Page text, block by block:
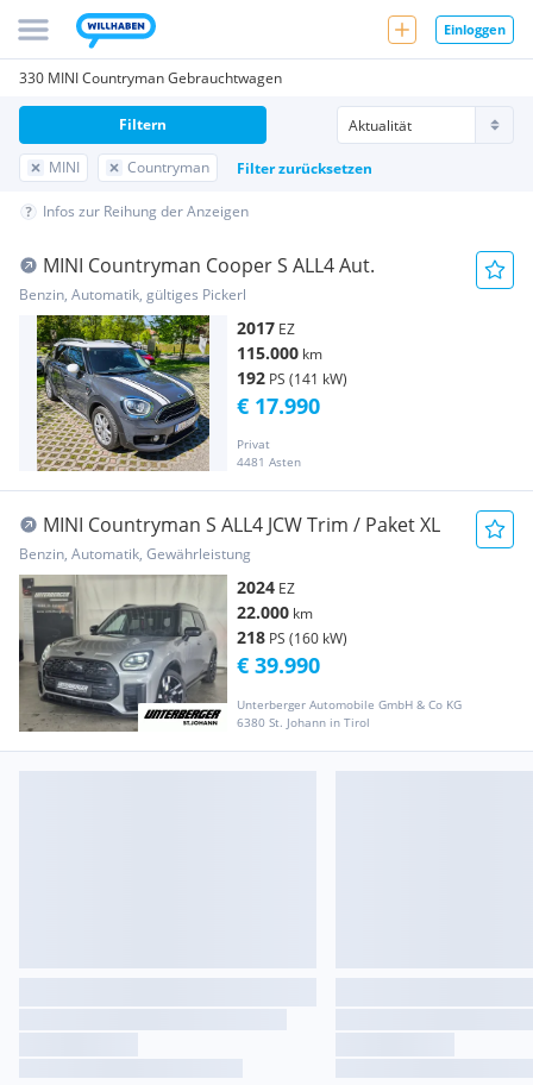
Einloggen
330 MINI Countryman Gebrauchtwagen
MINI Countryman Filter zurücksetzen
Filtern
Infos zur Reihung der Anzeigen
MINI Countryman Cooper S ALL4 Aut.
Benzin, Automatik, gültiges Pickerl
2017 EZ
115.000 km
192 PS (141 kW)
Privat
4481 Asten
€ 17.990
MINI Countryman S ALL4 JCW Trim / Paket XL
Benzin, Automatik, Gewährleistung
2024 EZ
22.000 km
218 PS (160 kW)
Unterberger Automobile GmbH & Co KG
6380 St. Johann in Tirol
€ 39.990